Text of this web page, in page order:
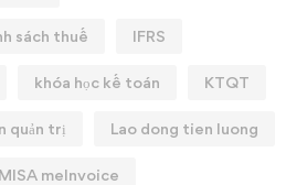
sách thuế IFRS
khóa học kế toán KTQT
quản trị Lao dong tien luong
MISA meInvoice